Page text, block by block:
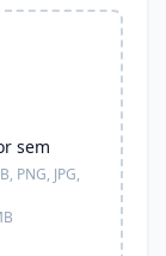
sem
PNG, JPG,